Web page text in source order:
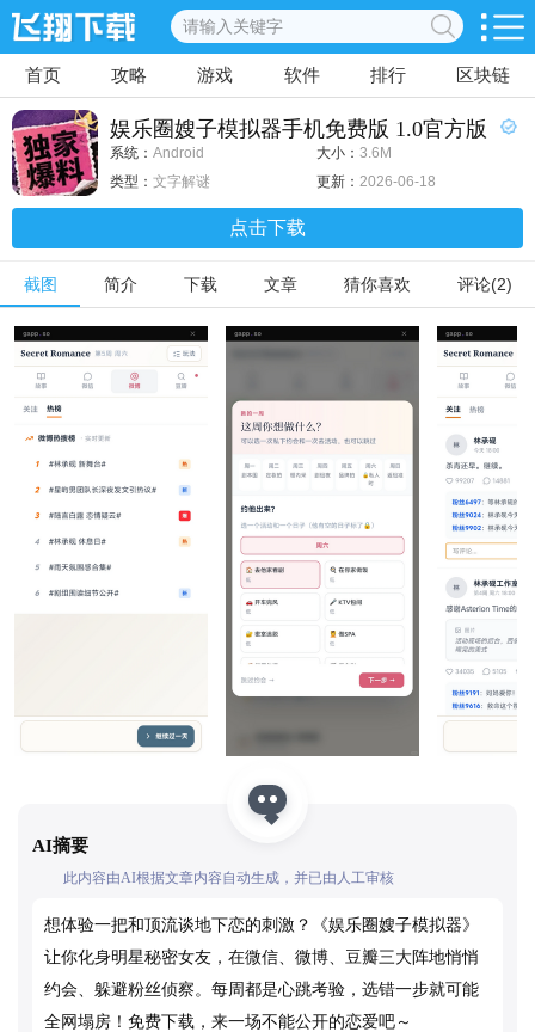
首页 攻略 游戏 软件 排行 区块链
娱乐圈嫂子模拟器手机免费版 1.0官方版
系统： Android 大小： 3.6M
类型： 文字解谜 更新： 2026-06-18
点击下载
截图 简介 下载 文章 猜你喜欢 评论(2)
AI摘要
此内容由AI根据文章内容自动生成，并已由人工审核
想体验一把和顶流谈地下恋的刺激？《娱乐圈嫂子模拟器》
让你化身明星秘密女友，在微信、微博、豆瓣三大阵地悄悄
约会、躲避粉丝侦察。每周都是心跳考验，选错一步就可能
全网塌房！免费下载，来一场不能公开的恋爱吧～